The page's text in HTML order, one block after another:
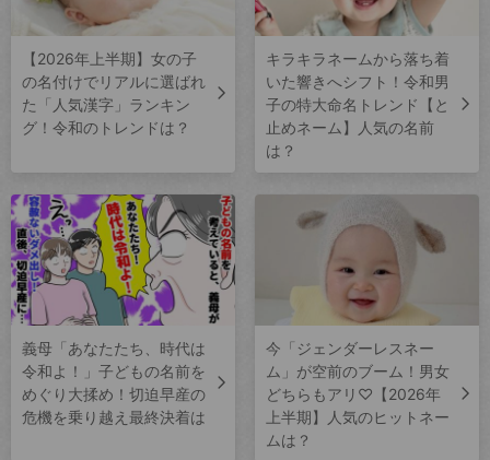
【2026年上半期】女の子
の名付けでリアルに選ばれ
た「人気漢字」ランキン
グ！令和のトレンドは？
キラキラネームから落ち着
いた響きへシフト！令和男
子の特大命名トレンド【と
止めネーム】人気の名前
は？
義母「あなたたち、時代は
令和よ！」子どもの名前を
めぐり大揉め！切迫早産の
危機を乗り越え最終決着は
今「ジェンダーレスネー
ム」が空前のブーム！男女
どちらもアリ♡【2026年
上半期】人気のヒットネー
ムは？